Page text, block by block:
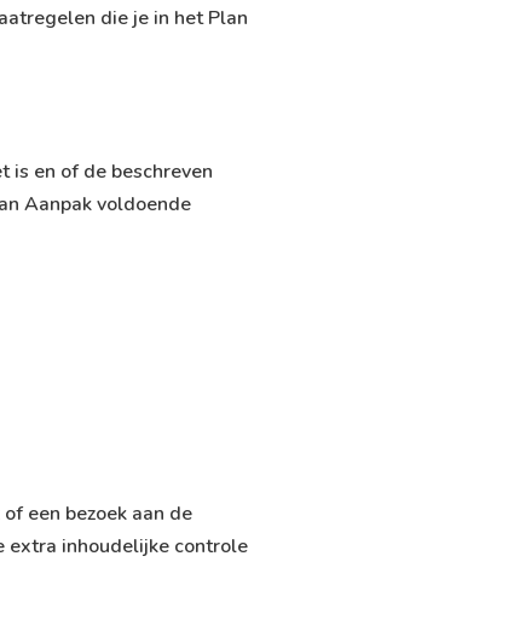
die je in het Plan
is en of de beschreven
Aanpak voldoende
een bezoek aan de
extra inhoudelijke controle